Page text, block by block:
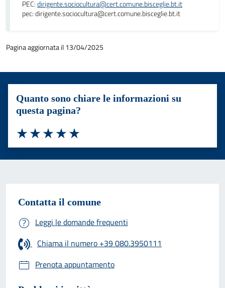
PEC:dirigente.sociocultura@cert.comune.bisceglie.bt.it
pec: dirigente.sociocultura@cert.comune.bisceglie.bt.it
Pagina aggiornata il 13/04/2025
Quanto sono chiare le informazioni su
questa pagina?
Valuta 5 stelle su 5
Valuta 4 stelle su 5
Valuta 3 stelle su 5
Valuta 2 stelle su 5
Valuta 1 stelle su 5
Contatta il comune
Leggi le domande frequenti
Chiama il numero +39 080.3950111
Prenota appuntamento